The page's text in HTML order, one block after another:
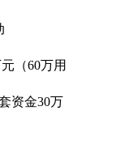
（60万用
资金30万